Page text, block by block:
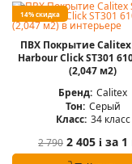
14% скидка
ПВХ Покрытие Calitex
Harbour Click ST301
(2,047 м2)
Бренд: Calitex
Тон: Серый
Класс: 34 класс
2 790 2 405 i за